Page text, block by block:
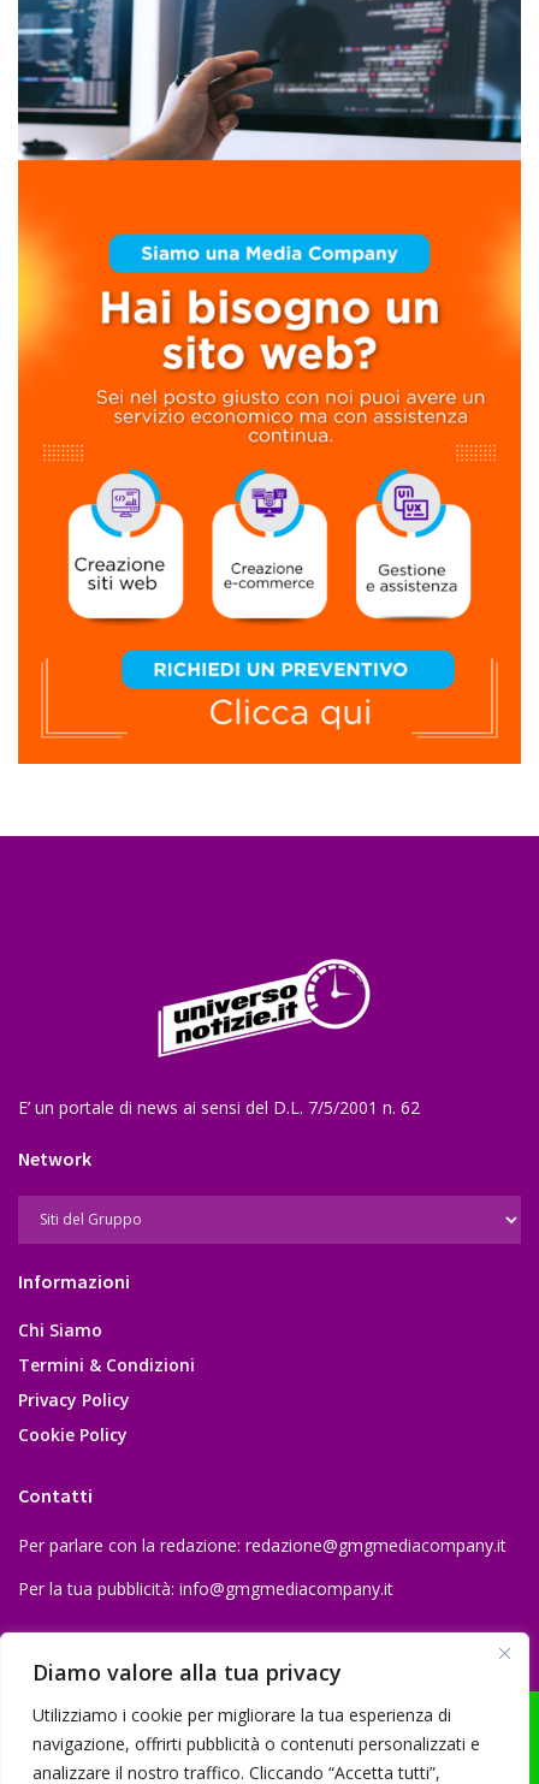
Diamo valore alla tua privacy
Utilizziamo i cookie per migliorare la tua esperienza di
navigazione, offrirti pubblicità o contenuti personalizzati e
analizzare il nostro traffico. Cliccando “Accetta tutti”,
E’ un portale di news ai sensi del D.L. 7/5/2001 n. 62
Network
Informazioni
Chi Siamo
Termini & Condizioni
Privacy Policy
Cookie Policy
Contatti
Per parlare con la redazione: redazione@gmgmediacompany.it
Per la tua pubblicità: info@gmgmediacompany.it